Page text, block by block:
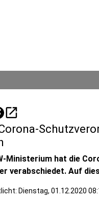
open_in_new
Ministerium hat die
verabschiedet. Auf
Dienstag, 01.12.2020